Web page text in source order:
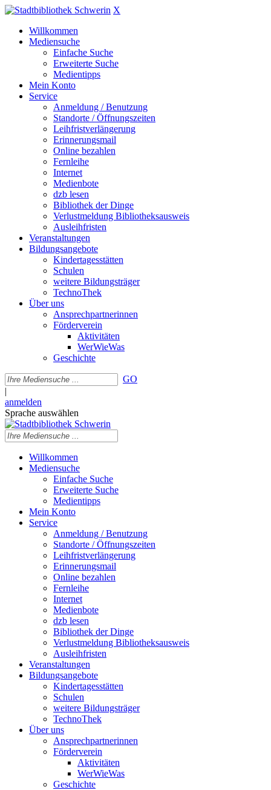
X
Willkommen
Mediensuche
Einfache Suche
Erweiterte Suche
Medientipps
Mein Konto
Service
Anmeldung / Benutzung
Standorte / Öffnungszeiten
Leihfristverlängerung
Erinnerungsmail
Online bezahlen
Fernleihe
Internet
Medienbote
dzb lesen
Bibliothek der Dinge
Verlustmeldung Bibliotheksausweis
Ausleihfristen
Veranstaltungen
Bildungsangebote
Kindertagesstätten
Schulen
weitere Bildungsträger
TechnoThek
Über uns
Ansprechpartnerinnen
Förderverein
Aktivitäten
WerWieWas
Geschichte
GO
|
anmelden
Sprache auswählen
Willkommen
Mediensuche
Einfache Suche
Erweiterte Suche
Medientipps
Mein Konto
Service
Anmeldung / Benutzung
Standorte / Öffnungszeiten
Leihfristverlängerung
Erinnerungsmail
Online bezahlen
Fernleihe
Internet
Medienbote
dzb lesen
Bibliothek der Dinge
Verlustmeldung Bibliotheksausweis
Ausleihfristen
Veranstaltungen
Bildungsangebote
Kindertagesstätten
Schulen
weitere Bildungsträger
TechnoThek
Über uns
Ansprechpartnerinnen
Förderverein
Aktivitäten
WerWieWas
Geschichte